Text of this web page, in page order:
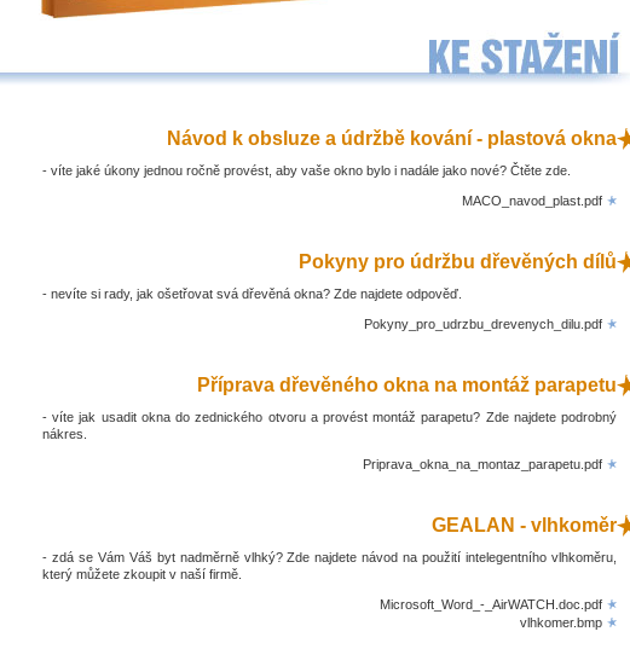
Návod k obsluze a údržbě kování - plastová okna
- víte jaké úkony jednou ročně provést, aby vaše okno bylo i nadále jako nové? Čtěte zde.
MACO_navod_plast.pdf
Pokyny pro údržbu dřevěných dílů
- nevíte si rady, jak ošetřovat svá dřevěná okna? Zde najdete odpověď.
Pokyny_pro_udrzbu_drevenych_dilu.pdf
Příprava dřevěného okna na montáž parapetu
- víte jak usadit okna do zednického otvoru a provést montáž parapetu? Zde najdete podrobný
nákres.
Priprava_okna_na_montaz_parapetu.pdf
GEALAN - vlhkoměr
- zdá se Vám Váš byt nadměrně vlhký? Zde najdete návod na použití intelegentního vlhkoměru,
který můžete zkoupit v naší firmě.
Microsoft_Word_-_AirWATCH.doc.pdf
vlhkomer.bmp